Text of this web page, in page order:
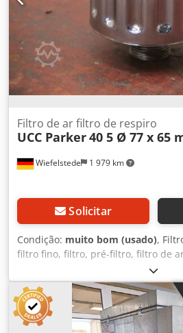
Wiefelstede 1 979 km
Filtro de ar filtro de respiro
UCC Parker40 5 Ø 77 x 65
Solicitar
Condição: muito bom (usado),
filtro fino, filtro, pré-filtro, filtro de
filtro de ar, caixa de filtro de ar,
filtro de ventilação - Fabricante:
Respiro de Ar -Tipo: 40 5 -Número:
disponíveis -Preço: por peça -
Peso: 0,2 kg/peça Chedpfx